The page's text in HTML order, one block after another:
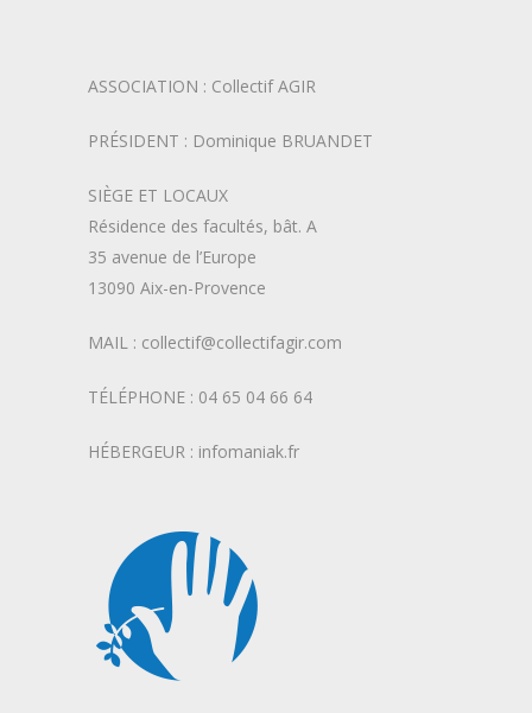
ASSOCIATION : Collectif AGIR
PRÉSIDENT : Dominique BRUANDET
SIÈGE ET LOCAUX
Résidence des facultés, bât. A
35 avenue de l’Europe
13090 Aix-en-Provence
MAIL : collectif@collectifagir.com
TÉLÉPHONE : 04 65 04 66 64
HÉBERGEUR : infomaniak.fr